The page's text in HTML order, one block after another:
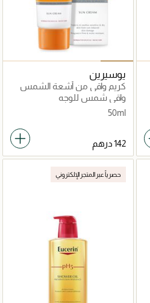
يوسيرين
كريم واقي من أشعة الشمس
مع عامل حماية 50
واقي شمس للوجه
50ml
حصرياً عبر المتجر الإلكتروني